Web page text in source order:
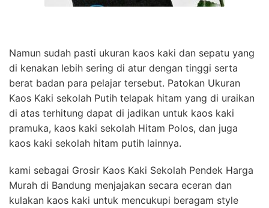
Namun sudah pasti ukuran kaos kaki dan sepatu yang
di kenakan lebih sering di atur dengan tinggi serta
berat badan para pelajar tersebut. Patokan Ukuran
Kaos Kaki sekolah Putih telapak hitam yang di uraikan
di atas terhitung dapat di jadikan untuk kaos kaki
pramuka, kaos kaki sekolah Hitam Polos, dan juga
kaos kaki sekolah hitam putih lainnya.
kami sebagai Grosir Kaos Kaki Sekolah Pendek Harga
Murah di Bandung menjajakan secara eceran dan
kulakan kaos kaki untuk mencukupi beragam style